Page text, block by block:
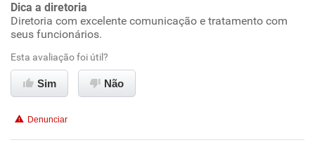
Ambiente de trabalho
Benefícios
Recomenda esta empresa
Recomenda a diretoria
Dica a diretoria
Diretoria com excelente comunicação e tratamento com
seus funcionários.
Esta avaliação foi útil?
Sim Não
Denunciar